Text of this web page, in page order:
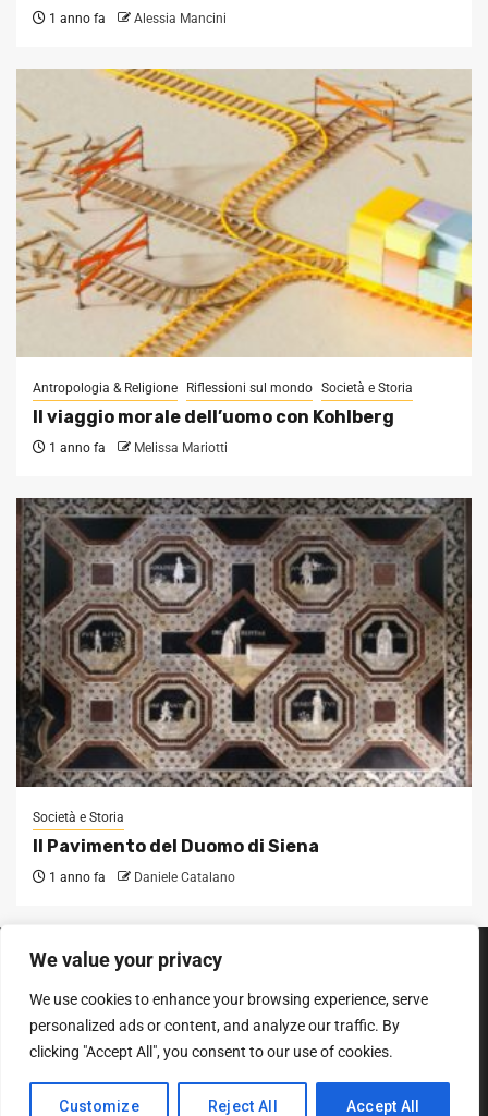
We value your privacy
We use cookies to enhance your browsing experience, serve
personalized ads or content, and analyze our traffic. By
clicking "Accept All", you consent to our use of cookies.
Customize Reject All Accept All
1 anno fa Alessia Mancini
Antropologia & Religione Riflessioni sul mondo Società e Storia
Il viaggio morale dell’uomo con Kohlberg
1 anno fa Melissa Mariotti
Società e Storia
Il Pavimento del Duomo di Siena
1 anno fa Daniele Catalano
SEGUICI SUI SOCIAL
Facebook
Instagram
YouTube
Diritto d'autore © Tutti i diritti riservati. Newsphereentro AF